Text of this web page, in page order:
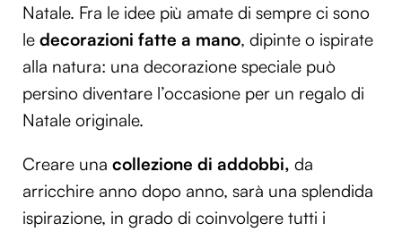
Natale. Fra le idee più amate di sempre ci sono
le decorazioni fatte a mano, dipinte o ispirate
alla natura: una decorazione speciale può
persino diventare l’occasione per un regalo di
Natale originale.
Creare una collezione di addobbi, da
arricchire anno dopo anno, sarà una splendida
ispirazione, in grado di coinvolgere tutti i